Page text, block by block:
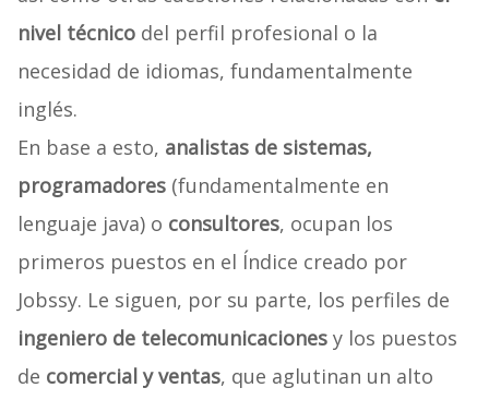
nivel técnicodel perfil profesional o la
necesidad de idiomas, fundamentalmente
inglés.
En base a esto, analistas de sistemas,
programadores(fundamentalmente en
lenguaje java) o consultores, ocupan los
primeros puestos en el Índice creado por
Jobssy. Le siguen, por su parte, los perfiles de
ingeniero de telecomunicacionesy los puestos
de comercial y ventas, que aglutinan un alto